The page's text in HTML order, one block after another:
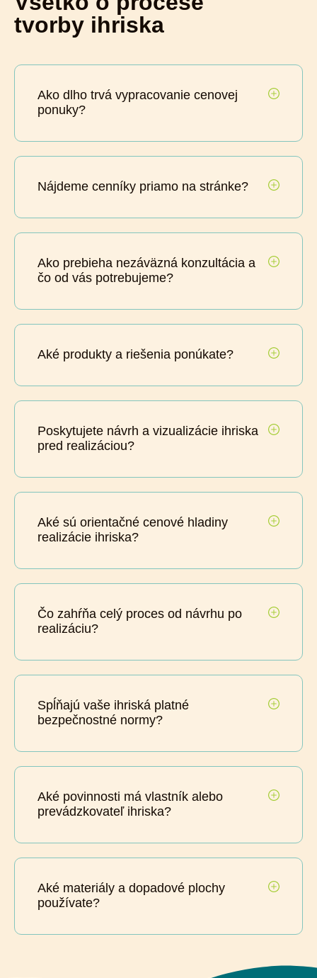
tvorby ihriska
Ako dlho trvá vypracovanie cenovej
ponuky?
Nájdeme cenníky priamo na stránke?
Ako prebieha nezáväzná konzultácia a
čo od vás potrebujeme?
Aké produkty a riešenia ponúkate?
Poskytujete návrh a vizualizácie ihriska
pred realizáciou?
Aké sú orientačné cenové hladiny
realizácie ihriska?
Čo zahŕňa celý proces od návrhu po
realizáciu?
Spĺňajú vaše ihriská platné
bezpečnostné normy?
Aké povinnosti má vlastník alebo
prevádzkovateľ ihriska?
Aké materiály a dopadové plochy
používate?